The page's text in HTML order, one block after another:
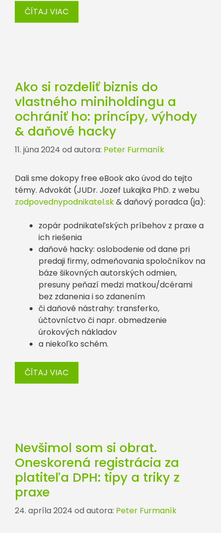
ČÍTAJ VIAC
Ako si rozdeliť biznis do
vlastného miniholdingu a
ochrániť ho: princípy, výhody
& daňové hacky
11. júna 2024 od autora: Peter Furmaník
Dali sme dokopy free eBook ako úvod do tejto
témy. Advokát (JUDr. Jozef Lukajka PhD. z webu
zodpovednypodnikatel.sk& daňový poradca (ja):
zopár podnikateľských príbehov z praxe a
ich riešenia
daňové hacky: oslobodenie od dane pri
predaji firmy, odmeňovania spoločníkov na
báze šikovných autorských odmien,
presuny peňazí medzi matkou/dcérami
bez zdanenia i so zdanením
či daňové nástrahy: transferko,
účtovníctvo či napr. obmedzenie
úrokových nákladov
a niekoľko schém.
ČÍTAJ VIAC
Nevšimol som si obrat.
Oneskorená registrácia za
platiteľa DPH: tipy a triky z
praxe
24. apríla 2024 od autora: Peter Furmaník